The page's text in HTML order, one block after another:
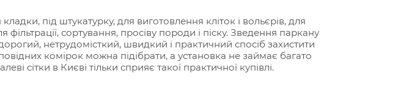
під штукатурку, для виготовлення кліток і вольєрів, для
сортування, просіву породи і піску. Зведення паркану
нетрудомісткий, швидкий і практичний спосіб захистити
комірок можна підібрати, а установка не займає багато
сітки в Києві тільки сприяє такої практичної купівлі.